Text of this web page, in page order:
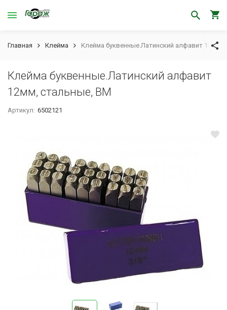
Главная Клейма Клейма буквенные.Латинский алфавит 12мм,
Клейма буквенные.Латинский алфавит
12мм, стальные, BM
Артикул: 6502121